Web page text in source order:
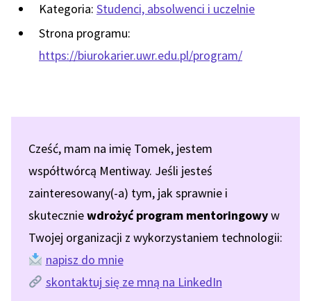
Kategoria: Studenci, absolwenci i uczelnie
Strona programu:
https://biurokarier.uwr.edu.pl/program/
Cześć, mam na imię Tomek, jestem
współtwórcą Mentiway. Jeśli jesteś
zainteresowany(-a) tym, jak sprawnie i
skuteczniewdrożyć program mentoringowyw
Twojej organizacji z wykorzystaniem technologii:
napisz do mnie
skontaktuj się ze mną na LinkedIn